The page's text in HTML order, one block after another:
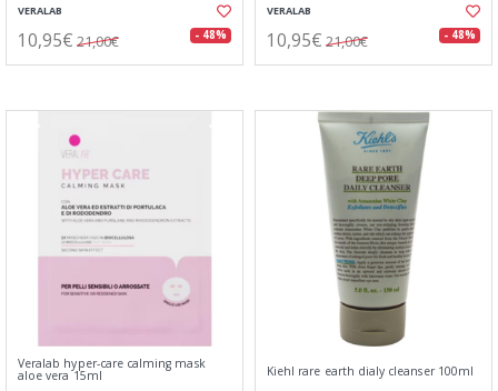
VERALAB
10,95€ 21,00€ - 48%
VERALAB
10,95€ 21,00€ - 48%
Veralab hyper-care calming mask
aloe vera 15ml Kiehl rare earth dialy cleanser 100ml